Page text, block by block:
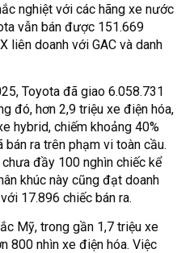
nghiệt với các hãng xe nước
vẫn bán được 151.669
liên doanh với GAC và danh
Toyota đã giao 6.058.731
đó, hơn 2,9 triệu xe điện hóa,
hybrid, chiếm khoảng 40%
ra trên phạm vi toàn cầu.
đầy 100 nghìn chiếc kể
khúc này cũng đạt doanh
17.896 chiếc bán ra.
Mỹ, trong gần 1,7 triệu xe
800 nhìn xe điện hóa. Việc